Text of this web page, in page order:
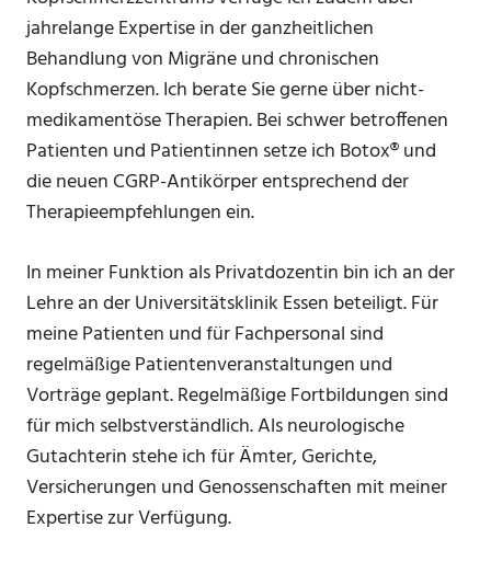
jahrelange Expertise in der ganzheitlichen
Behandlung von Migräne und chronischen
Kopfschmerzen. Ich berate Sie gerne über nicht-
medikamentöse Therapien. Bei schwer betroffenen
Patienten und Patientinnen setze ich Botox® und
die neuen CGRP-Antikörper entsprechend der
Therapieempfehlungen ein.
In meiner Funktion als Privatdozentin bin ich an der
Lehre an der Universitätsklinik Essen beteiligt. Für
meine Patienten und für Fachpersonal sind
regelmäßige Patientenveranstaltungen und
Vorträge geplant.Regelmäßige Fortbildungen sind
für mich selbstverständlich. Als neurologische
Gutachterin stehe ich für Ämter, Gerichte,
Versicherungen und Genossenschaften mit meiner
Expertise zur Verfügung.